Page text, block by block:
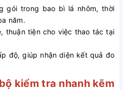
gói trong bao bì lá nhôm, thời
năm.
thuận tiện cho việc thao tác tại
độ, giúp nhận diện kết quả đo
kiểm tra nhanh kẽm